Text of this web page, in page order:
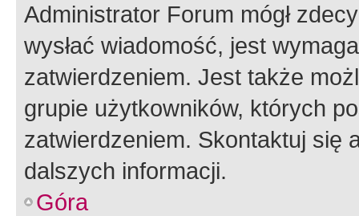
Administrator Forum mógł
wysłać wiadomość, jest
zatwierdzeniem. Jest także
grupie użytkowników, których
zatwierdzeniem. Skontaktuj się
dalszych informacji.
Góra